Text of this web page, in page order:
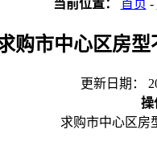
当前位置： 首页 -
购市中心区房
更新日期：
操
求购市中心区房